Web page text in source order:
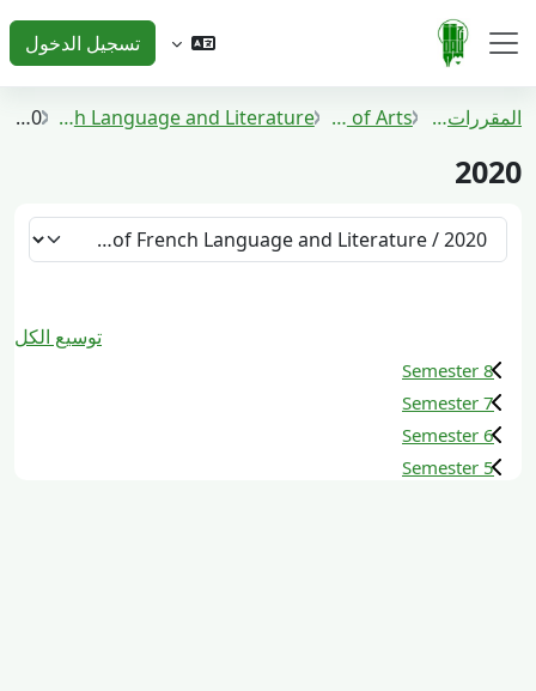
تخطى إلى المحتوى الرئيسي
واجهة جانبية
تسجيل الدخول
المقررات الدراسية Faculty of Arts
Bachelor of French Language and Literature
2020
2020
تصنيفات المقررات
توسيع الكل
Semester 8
Semester 7
Semester 6
Semester 5